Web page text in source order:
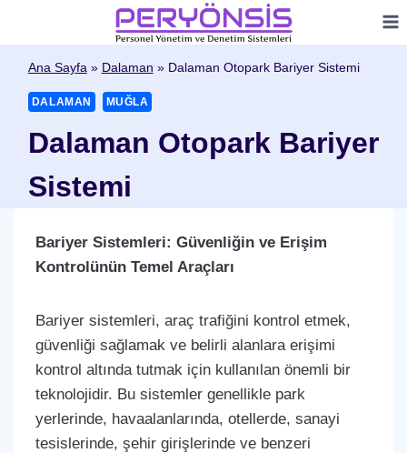
contentAna Sayfa» Dalaman » Dalaman Otopark Bariyer Sistemi
DALAMAN MUĞLA
Dalaman Otopark Bariyer
Sistemi
Bariyer Sistemleri: Güvenliğin ve Erişim
Kontrolünün Temel Araçları
Bariyer sistemleri, araç trafiğini kontrol etmek,
güvenliği sağlamak ve belirli alanlara erişimi
kontrol altında tutmak için kullanılan önemli bir
teknolojidir. Bu sistemler genellikle park
yerlerinde, havaalanlarında, otellerde, sanayi
tesislerinde, şehir girişlerinde ve benzeri